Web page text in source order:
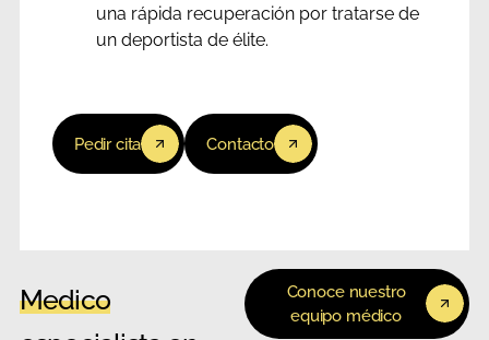
una rápida recuperación por tratarse de
un deportista de élite.
Pedir cita Contacto
Medico
Conoce nuestro
equipo médico